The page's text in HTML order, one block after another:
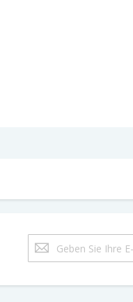
Melden
Sie
für